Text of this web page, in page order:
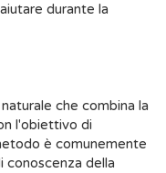
durante la
che combina la
l'obiettivo di
è comunemente
della